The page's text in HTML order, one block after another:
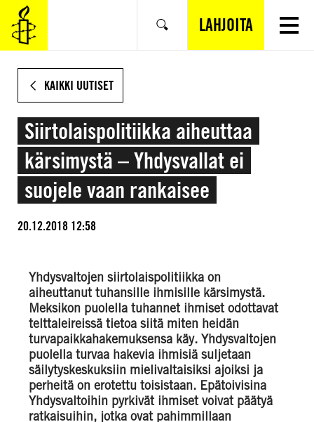
SIIRRY
VARSINAISEEN
SISÄLTÖÖN
Hae LAHJOITA
KAIKKI UUTISET
Siirtolaispolitiikka aiheuttaa
kärsimystä – Yhdysvallat ei
suojele vaan rankaisee
20.12.2018 12:58
Yhdysvaltojen siirtolaispolitiikka on
aiheuttanut tuhansille ihmisille kärsimystä.
Meksikon puolella tuhannet ihmiset odottavat
telttaleireissä tietoa siitä miten heidän
turvapaikkahakemuksensa käy. Yhdysvaltojen
puolella turvaa hakevia ihmisiä suljetaan
säilytyskeskuksiin mielivaltaisiksi ajoiksi ja
perheitä on erotettu toisistaan. Epätoivisina
Yhdysvaltoihin pyrkivät ihmiset voivat päätyä
ratkaisuihin, jotka ovat pahimmillaan